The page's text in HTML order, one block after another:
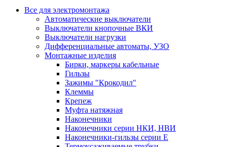
Все для электромонтажа
Автоматические выключатели
Выключатели кнопочные ВКИ
Выключатели нагрузки
Дифференциальные автоматы, УЗО
Монтажные изделия
Бирки, маркеры кабельные
Гильзы
Зажимы "Крокодил"
Клеммы
Крепеж
Муфта натяжная
Наконечники
Наконечники серии НКИ, НВИ
Наконечники-гильзы серии Е